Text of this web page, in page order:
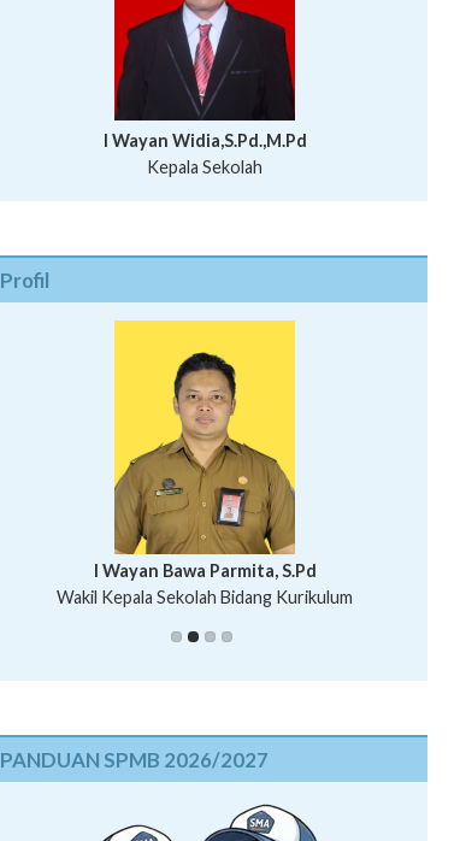
I Wayan Widia,S.Pd.,M.Pd
Kepala Sekolah
Profil
Putu Suhartana, S.Pd.
I Wayan Bawa Parmita, S.Pd
Wakil Kepala Sekolah Bidang Kurikulum
I Wayan Gede Aditya Pratita, S.Pd., M.Sn
Ni Wayan Nopi Sutantri, S.Pd.
PANDUAN SPMB 2026/2027